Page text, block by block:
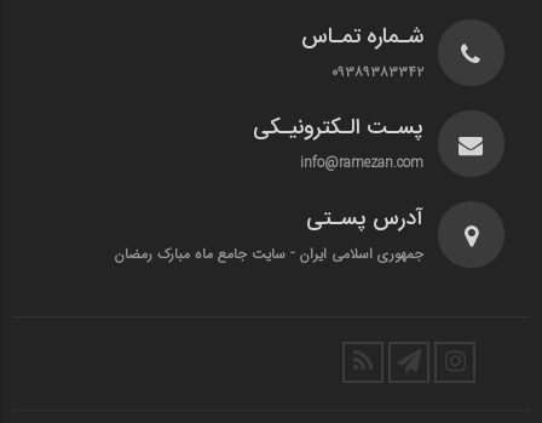
شـماره تمـاس
۰۹۳۸۹۳۸۳۳۴۲
پسـت الـکترونیـکی
info@ramezan.com
آدرس پسـتی
جمهوری اسلامی ایران - سایت جامع ماه مبارک رمضان